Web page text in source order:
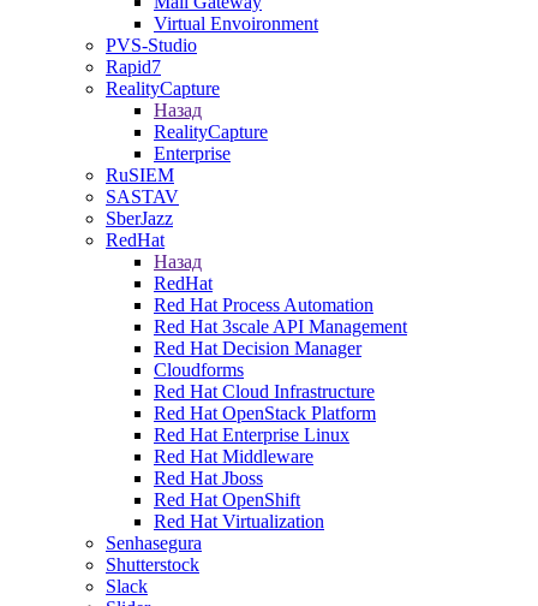
Virtual Envoironment
PVS-Studio
Rapid7
RealityCapture
Назад
RealityCapture
Enterprise
RuSIEM
SASTAV
SberJazz
RedHat
Назад
RedHat
Red Hat Process Automation
Red Hat 3scale API Management
Red Hat Decision Manager
Cloudforms
Red Hat Cloud Infrastructure
Red Hat OpenStack Platform
Red Hat Enterprise Linux
Red Hat Middleware
Red Hat Jboss
Red Hat OpenShift
Red Hat Virtualization
Senhasegura
Shutterstock
Slack